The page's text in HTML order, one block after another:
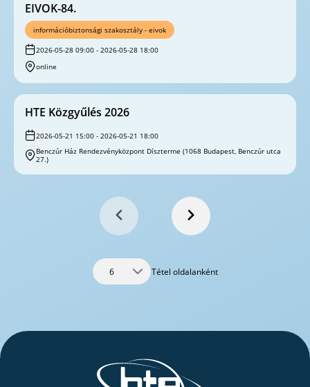
EIVOK-84.
információbiztonsági szakosztály - eivok
2026-05-28 09:00 - 2026-05-28 18:00
online
HTE Közgyűlés 2026
2026-05-21 15:00 - 2026-05-21 18:00
Benczúr Ház Rendezvényközpont Díszterme (1068 Budapest, Benczúr utca
27.)
6 Tétel oldalanként